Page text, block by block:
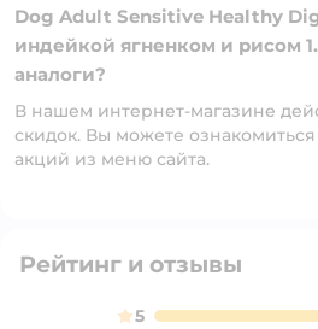
Dog Adult Sensitive Healthy
индейкой ягненком и рисом
аналоги?
В нашем интернет-магазине
скидок. Вы можете
акций из меню сайта.
Рейтинг и отзывы
5